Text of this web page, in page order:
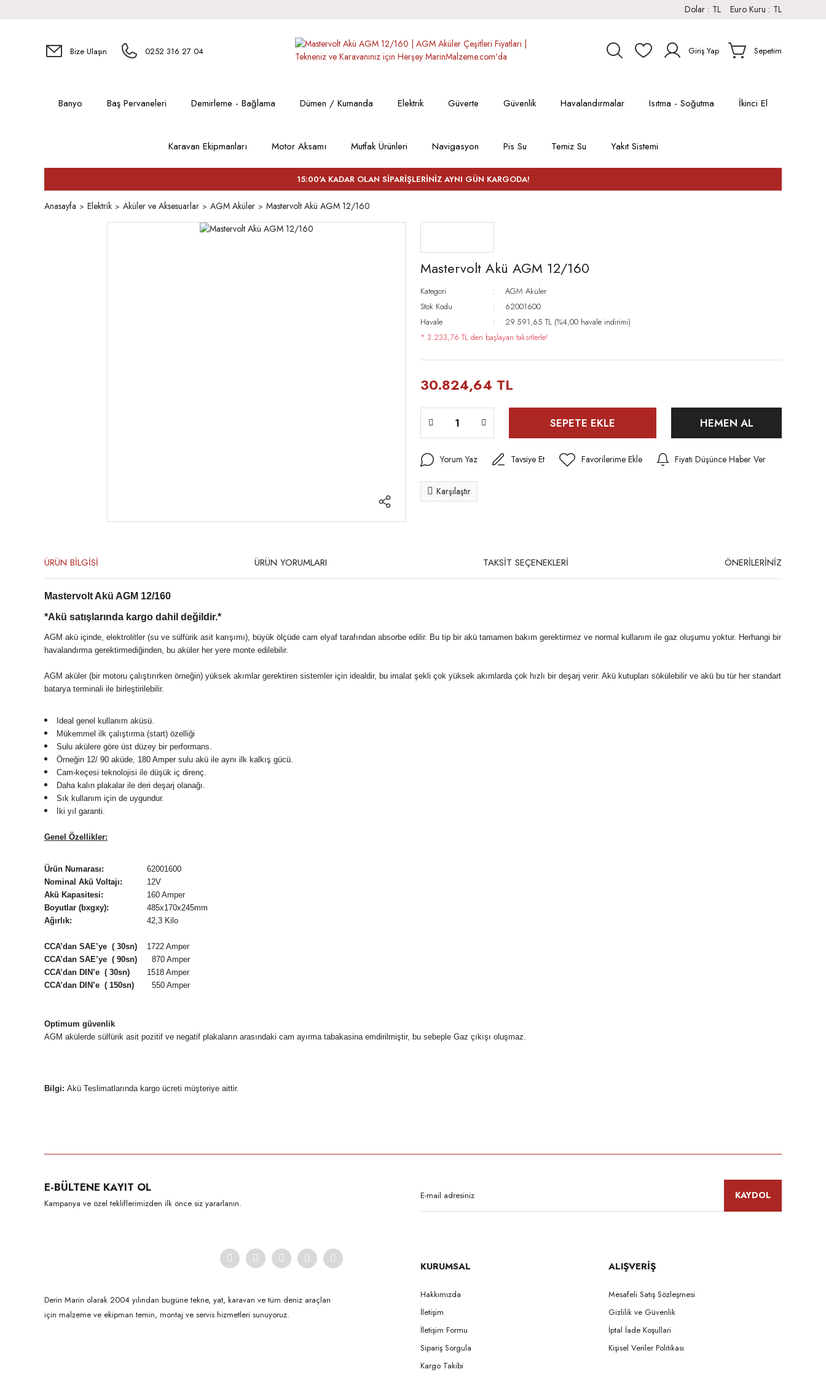
Dolar : TL Euro Kuru : TL
Bize Ulaşın 0252 316 27 04 Giriş Yap Sepetim
Banyo Baş Pervaneleri Demirleme - Bağlama Dümen / Kumanda Elektrik Güverte Güvenlik Havalandırmalar Isıtma - Soğutma İkinci El
Karavan Ekipmanları Motor Aksamı Mutfak Ürünleri Navigasyon Pis Su Temiz Su Yakıt Sistemi
15:00'A KADAR OLAN SİPARİŞLERİNİZ AYNI GÜN KARGODA!
Anasayfa Elektrik Aküler ve Aksesuarlar AGM Aküler Mastervolt Akü AGM 12/160
Mastervolt Akü AGM 12/160
Kategori
AGM Aküler
Stok Kodu
62001600
Havale
29.591,65 TL (%4,00 havale indirimi)
* 3.233,76 TL den başlayan taksitlerle!
30.824,64 TL
SEPETE EKLE HEMEN AL
Yorum Yaz Tavsiye Et Fiyatı Düşünce Haber Ver
Karşılaştır
ÜRÜN BİLGİSİ ÜRÜN YORUMLARI TAKSİT SEÇENEKLERİ ÖNERİLERİNİZ
Mastervolt Akü AGM 12/160
*Akü satışlarında kargo dahil değildir.*
AGM akü içinde, elektrolitler (su ve sülfürik asit karışımı), büyük ölçüde cam elyaf tarafından absorbe edilir. Bu tip bir akü tamamen bakım gerektirmez ve normal kullanım ile gaz oluşumu yoktur. Herhangi bir
havalandırma gerektirmediğinden, bu aküler her yere monte edilebilir.
AGM aküler (bir motoru çalıştırırken örneğin) yüksek akımlar gerektiren sistemler için idealdir, bu imalat şekli çok yüksek akımlarda çok hızlı bir deşarj verir. Akü kutupları sökülebilir ve akü bu tür her standart
batarya terminali ile birleştirilebilir.
Ideal genel kullanım aküsü.
Mükemmel ilk çalıştırma (start) özelliği
Sulu akülere göre üst düzey bir performans.
Örneğin 12/ 90 aküde, 180 Amper sulu akü ile aynı ilk kalkış gücü.
Cam-keçesi teknolojisi ile düşük iç direnç.
Daha kalın plakalar ile deri deşarj olanağı.
Sık kullanım için de uygundur.
İki yıl garanti.
Genel Özellikler:
Ürün Numarası:
62001600
Nominal Akü Voltajı: 12V
Akü Kapasitesi:
160 Amper
Boyutlar (bxgxy):
485x170x245mm
Ağırlık:
42,3 Kilo
CCA’dan SAE’ye ( 30sn)
1722 Amper
CCA’dan SAE’ye ( 90sn)
870 Amper
CCA’dan DIN’e ( 30sn)
1518 Amper
CCA’dan DIN’e ( 150sn)
550 Amper
Optimum güvenlik
AGM akülerde sülfürik asit pozitif ve negatif plakaların arasındaki cam ayırma tabakasina emdirilmiştir, bu sebeple Gaz çıkışı oluşmaz.
Bilgi: Akü Teslimatlarında kargo ücreti müşteriye aittir.
Ürün açıklamasında eksik bilgiler bulunuyor.
Ürün bilgilerinde hatalar bulunuyor.
E-BÜLTENE KAYIT OL
Kampanya ve özel tekliflerimizden ilk önce siz yararlanın.
KAYDOL
Derin Marin olarak 2004 yılından bugüne tekne, yat, karavan ve tüm deniz araçları
için malzeme ve ekipman temin, montaj ve servis hizmetleri sunuyoruz.
KURUMSAL
Hakkımızda
İletişim
İletişim Formu
Sipariş Sorgula
Kargo Takibi
ALIŞVERİŞ
Mesafeli Satış Sözleşmesi
Gizlilik ve Güvenlik
İptal İade Koşullari
Kişisel Veriler Politikası